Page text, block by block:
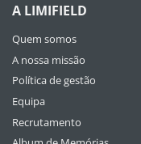
A LIMIFIELD
Quem somos
A nossa missão
Política de gestão
Equipa
Recrutamento